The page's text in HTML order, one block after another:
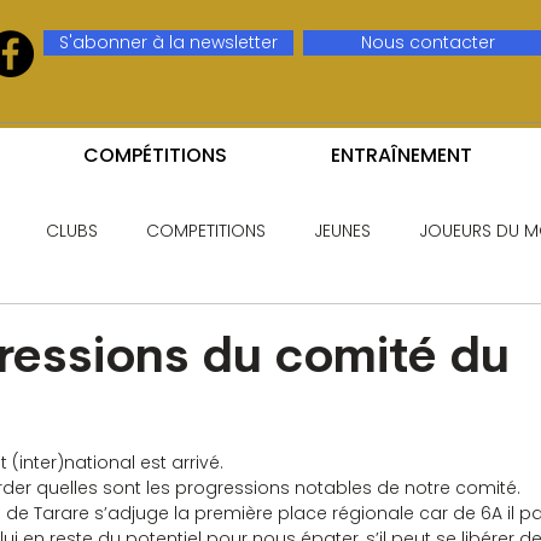
S'abonner à la newsletter Nous contacter
COMPÉTITIONS ENTRAÎNEMENT
CLUBS COMPETITIONS JEUNES JOUEURS DU
du comité du
(inter)national est arrivé.
quelles sont les progressions notables de notre comité.
de Tarare s’adjuge la première place régionale car de 6A il